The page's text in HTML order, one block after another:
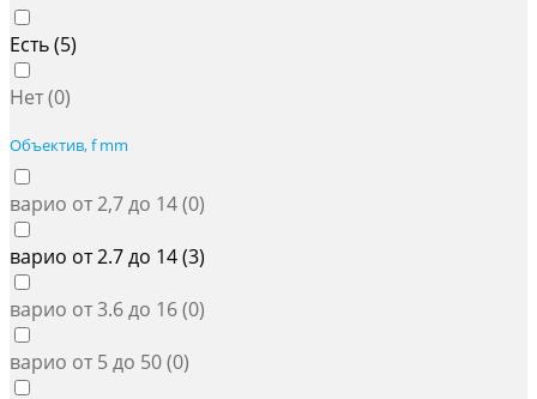
Есть (5)
Нет (0)
Объектив, f mm
варио от 2,7 до 14 (0)
варио от 2.7 до 14 (3)
варио от 3.6 до 16 (0)
варио от 5 до 50 (0)